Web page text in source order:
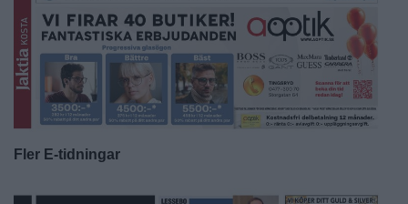
Fler E-tidningar